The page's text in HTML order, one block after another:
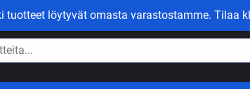
tuotteet löytyvät omasta varastostamme. Tilaa